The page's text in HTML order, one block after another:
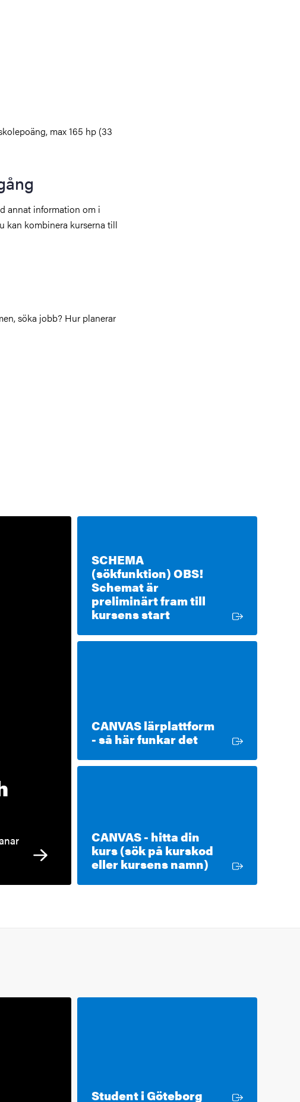
max 165 hp (33
annat information om i
kan kombinera kurserna till
söka jobb? Hur planerar
SCHEMA
(sökfunktion) OBS!
Schemat är
preliminärt fram till
kursens startExtern länk
CANVAS lärplattform
- så här funkar detExtern länk
CANVAS - hitta din
kurs (sök på kurskod
eller kursens namn) Extern länk
Student i Göteborg Extern länk